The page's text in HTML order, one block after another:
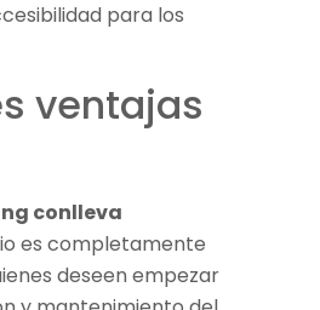
para los
ventajas
conlleva
es completamente
deseen empezar